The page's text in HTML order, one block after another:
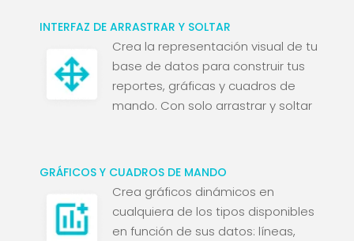
INTERFAZ DE ARRASTRAR Y SOLTAR
Crea la representación visual de tu
base de datos para construir tus
reportes, gráficas y cuadros de
mando. Con solo arrastrar y soltar
GRÁFICOS Y CUADROS DE MANDO
Crea gráficos dinámicos en
cualquiera de los tipos disponibles
en función de sus datos: líneas,